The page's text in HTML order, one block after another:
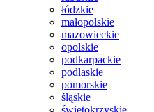
łódzkie
małopolskie
mazowieckie
opolskie
podkarpackie
podlaskie
pomorskie
śląskie
świętokrzyskie